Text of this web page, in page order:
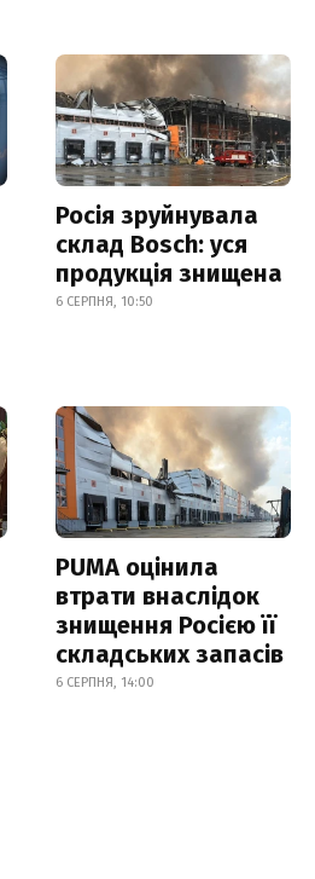
Росія зруйнувала
склад Bosch: уся
продукція знищена
6 СЕРПНЯ, 10:50
PUMA оцінила
втрати внаслідок
знищення Росією її
складських запасів
6 СЕРПНЯ, 14:00